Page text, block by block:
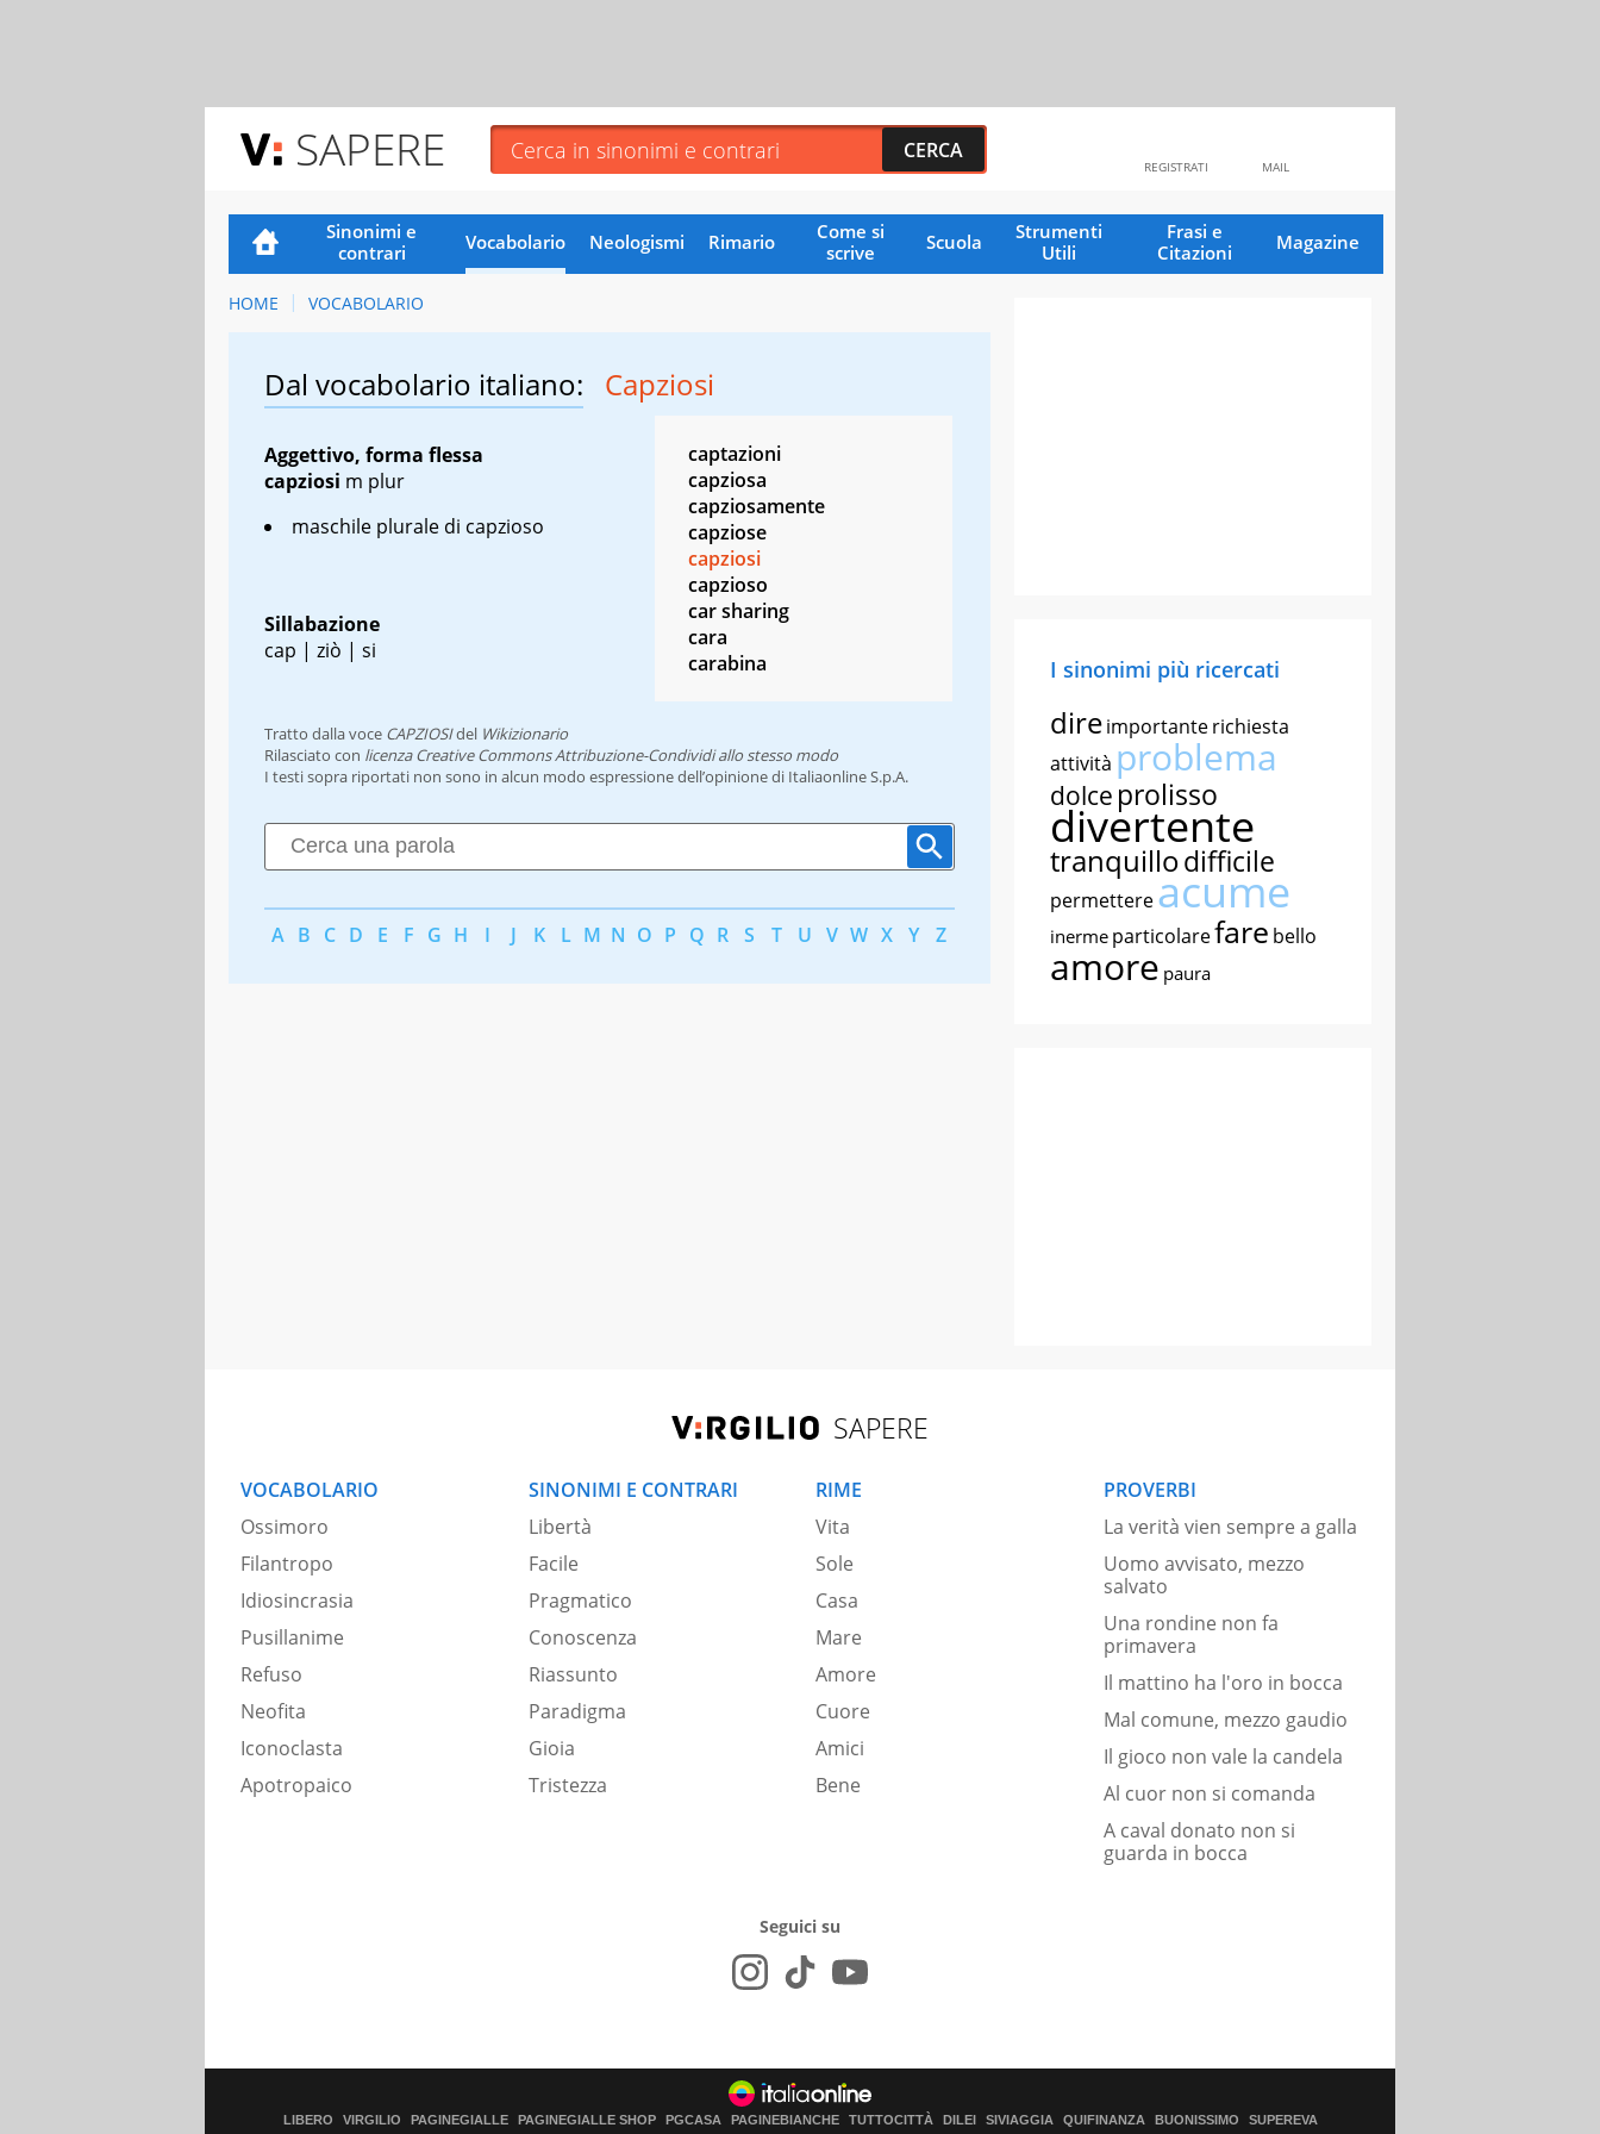
SAPERE MAIL
REGISTRATI
Sinonimi e
contrari
Vocabolario Neologismi Rimario
Come si
scrive
Scuola
Strumenti
Utili
Frasi e
Citazioni
Magazine
HOME VOCABOLARIO
Dal vocabolario italiano: Capziosi
Aggettivo, forma flessa
capziosi m plur
maschile plurale di capzioso
Sillabazione
cap | ziò | si
captazioni
capziosa
capziosamente
capziose
capziosi
capzioso
car sharing
cara
carabina
Tratto dalla voce CAPZIOSIdel Wikizionario
Rilasciato con licenza Creative Commons Attribuzione-Condividi allo stesso modo
I testi sopra riportati non sono in alcun modo espressione dell’opinione di Italiaonline S.p.A.
A B C D E F G H I J K L M N O P Q R S T U V W X Y Z
I sinonimi più ricercati
direimportanterichiesta
attività problema
dolce prolisso
divertente
tranquillodifficile
permettereacume
inerme particolarefare bello
amore paura
SAPERE
VOCABOLARIO
Ossimoro
Filantropo
Idiosincrasia
Pusillanime
Refuso
Neofita
Iconoclasta
Apotropaico
SINONIMI E CONTRARI
Libertà
Facile
Pragmatico
Conoscenza
Riassunto
Paradigma
Gioia
Tristezza
RIME
Vita
Sole
Casa
Mare
Amore
Cuore
Amici
Bene
PROVERBI
La verità vien sempre a galla
Uomo avvisato, mezzo
salvato
Una rondine non fa
primavera
Il mattino ha l'oro in bocca
Mal comune, mezzo gaudio
Il gioco non vale la candela
Al cuor non si comanda
A caval donato non si
guarda in bocca
Seguici su
LIBERO VIRGILIO PAGINEGIALLE PAGINEGIALLE SHOP PGCASA PAGINEBIANCHE TUTTOCITTÀ DILEI SIVIAGGIA QUIFINANZA BUONISSIMO SUPEREVA